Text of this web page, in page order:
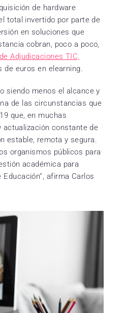
de hardware
total invertido por parte de
en soluciones que
cobran, poco a poco,
Adjudicaciones TIC,
de euros en elearning.
siendo menos el alcance y
de las circunstancias que
que, en muchas
actualización constante de
estable, remota y segura.
organismos públicos para
académica para
afirma Carlos